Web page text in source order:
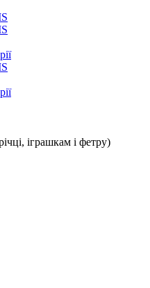
іграшкам і фетру)